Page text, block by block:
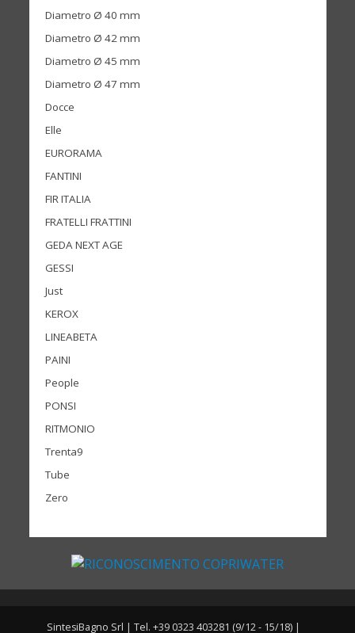
Diametro Ø 40 mm
Diametro Ø 42 mm
Diametro Ø 45 mm
Diametro Ø 47 mm
Docce
Elle
EURORAMA
FANTINI
FIR ITALIA
FRATELLI FRATTINI
GEDA NEXT AGE
GESSI
Just
KEROX
LINEABETA
PAINI
People
PONSI
RITMONIO
Trenta9
Tube
Zero
SintesiBagno Srl | Tel. +39 0323 403281 (9/12 - 15/18) |